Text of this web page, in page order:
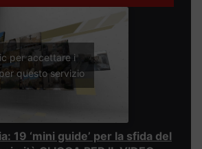
per accettare i
questo servizio
19 ‘mini guide’ per la sfida del